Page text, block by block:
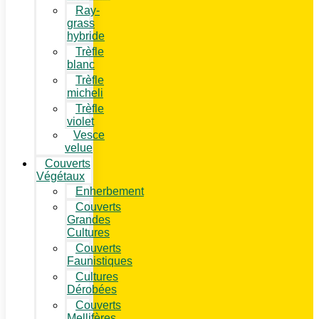
Ray-
grass
hybride
Trèfle
blanc
Trèfle
micheli
Trèfle
violet
Vesce
velue
Couverts
Végétaux
Enherbement
Couverts
Grandes
Cultures
Couverts
Faunistiques
Cultures
Dérobées
Couverts